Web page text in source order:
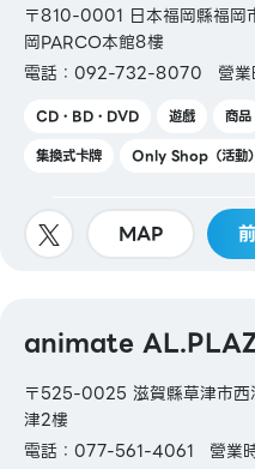
〒810-0001 日本福岡縣福岡
岡PARCO本館8樓
電話：092-732-8070
營
CD・BD・DVD 遊戲 商品
集換式卡牌
Only Shop（活動）
MAP
animate
〒525-0025 滋賀縣草津市
津2樓
電話：077-561-4061
營業